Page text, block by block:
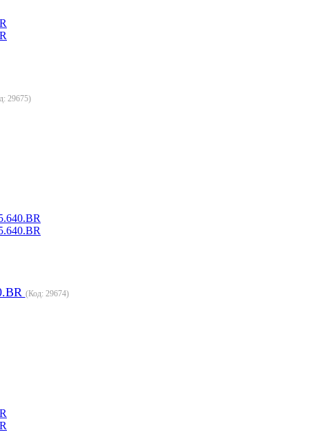
29675)
(Код: 29674)